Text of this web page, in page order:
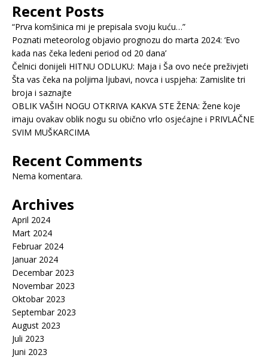
Recent Posts
“Prva komšinica mi je prepisala svoju kuću…”
Poznati meteorolog objavio prognozu do marta 2024: ‘Evo
kada nas čeka ledeni period od 20 dana’
Čelnici donijeli HITNU ODLUKU: Maja i Ša ovo neće preživjeti
Šta vas čeka na poljima ljubavi, novca i uspjeha: Zamislite tri
broja i saznajte
OBLIK VAŠIH NOGU OTKRIVA KAKVA STE ŽENA: Žene koje
imaju ovakav oblik nogu su obično vrlo osjećajne i PRIVLAČNE
SVIM MUŠKARCIMA
Recent Comments
Nema komentara.
Archives
April 2024
Mart 2024
Februar 2024
Januar 2024
Decembar 2023
Novembar 2023
Oktobar 2023
Septembar 2023
August 2023
Juli 2023
Juni 2023